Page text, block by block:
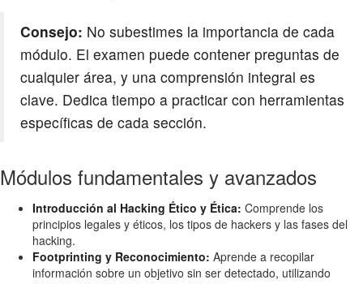
Consejo: No subestimes la importancia de cada
módulo. El examen puede contener preguntas de
cualquier área, y una comprensión integral es
clave. Dedica tiempo a practicar con herramientas
específicas de cada sección.
Módulos fundamentales y avanzados
Introducción al Hacking Ético y Ética: Comprende los
principios legales y éticos, los tipos de hackers y las fases del
hacking.
Footprinting y Reconocimiento: Aprende a recopilar
información sobre un objetivo sin ser detectado, utilizando